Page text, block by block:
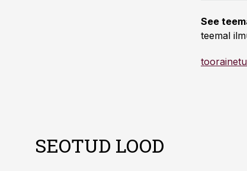
See
teemal
SEOTUD LOOD